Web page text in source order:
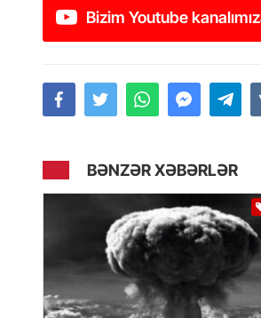
Bizim Youtube
BƏNZƏR XƏBƏRLƏR